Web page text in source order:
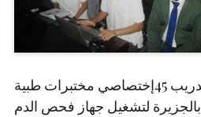
تدريب 45إختصاصي مختبرات طبية
بالجزيرة لتشغيل جهاز فحص الدم